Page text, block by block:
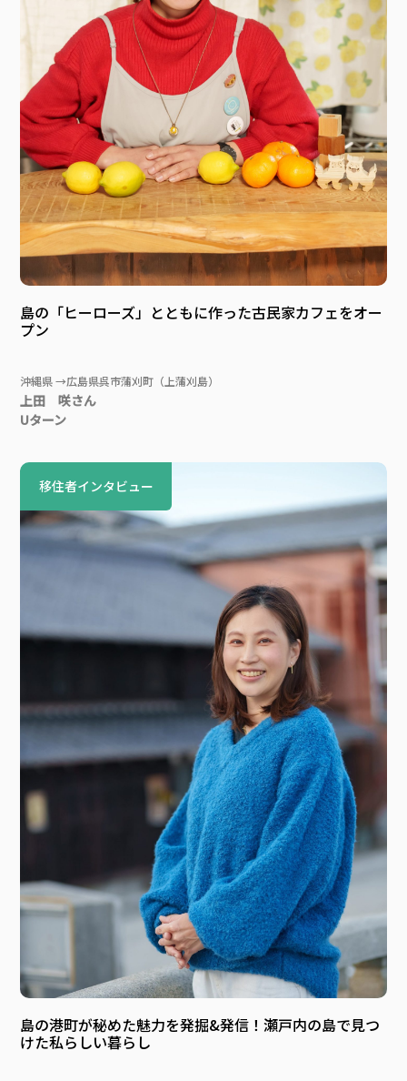
島の「ヒーローズ」とともに作った古民家カフェをオー
プン
沖縄県 →広島県呉市蒲刈町（上蒲刈島）
上田 咲さん
Uターン
移住者インタビュー
島の港町が秘めた魅力を発掘&発信！瀬戸内の島で見つ
けた私らしい暮らし